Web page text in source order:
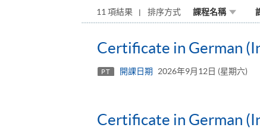
11 項結果 排序方式 課程名稱
Certificate in German
PT 開課日期 2026年9月12日 (星期六)
Certificate in German